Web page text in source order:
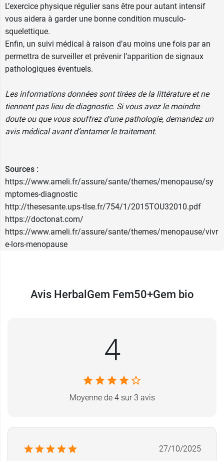
L’exercice physique régulier sans être pour autant intensif
vous aidera à garder une bonne condition musculo-
squelettique.
Enfin, un suivi médical à raison d’au moins une fois par an
permettra de surveiller et prévenir l’apparition de signaux
pathologiques éventuels.
Les informations données sont tirées de la littérature et ne
tiennent pas lieu de diagnostic. Si vous avez le moindre
doute ou que vous souffrez d’une pathologie, demandez un
avis médical avant d’entamer le traitement.
Sources :
https://www.ameli.fr/assure/sante/themes/menopause/sy
mptomes-diagnostic
http://thesesante.ups-tlse.fr/754/1/2015TOU32010.pdf
https://doctonat.com/
https://www.ameli.fr/assure/sante/themes/menopause/vivr
e-lors-menopause
Avis HerbalGem Fem50+Gem bio
4
Moyenne de 4 sur 3 avis
27/10/2025